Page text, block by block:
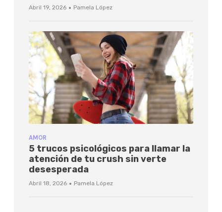
Abril 19, 2026 · Pamela López
AMOR
5 trucos psicológicos para llamar la
atención de tu crush sin verte
desesperada
Abril 18, 2026 · Pamela López